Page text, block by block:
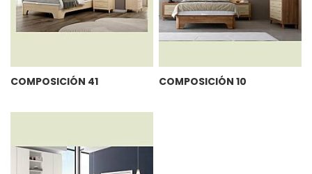
COMPOSICIÓN 41 COMPOSICIÓN 10